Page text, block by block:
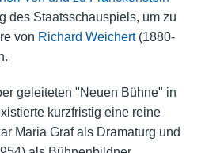
des Staatsschauspiels, um zu
von Richard Weichert(1880-
geleiteten "Neuen Bühne" in
kurzfristig eine reine
Maria Graf als Dramaturg und